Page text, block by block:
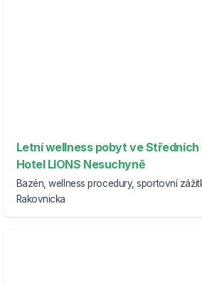
Letní wellness pobyt ve
Hotel LIONS Nesuchyně
Bazén, wellness procedury, sportovní
Rakovnicka